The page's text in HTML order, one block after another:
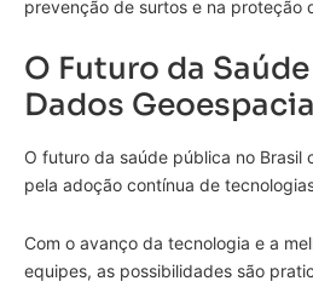
prevenção de surtos e na proteção
O Futuro da
Dados
O futuro da saúde pública no Brasil
pela adoção contínua de
Com o avanço da tecnologia e a
equipes, as possibilidades são